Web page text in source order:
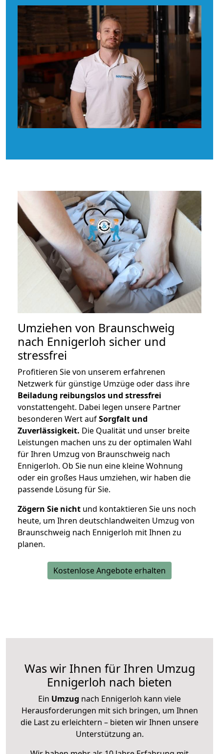
Umziehen von Braunschweig
nach Ennigerloh sicher und
stressfrei
Profitieren Sie von unserem erfahrenen
Netzwerk für günstige Umzüge oder dass ihre
Beiladung reibungslos und stressfrei
vonstattengeht. Dabei legen unsere Partner
besonderen Wert aufSorgfalt und
Zuverlässigkeit. Die Qualität und unser breite
Leistungen machen uns zu der optimalen Wahl
für Ihren Umzug von Braunschweig nach
Ennigerloh. Ob Sie nun eine kleine Wohnung
oder ein großes Haus umziehen, wir haben die
passende Lösung für Sie.
Zögern Sie nicht und kontaktieren Sie uns noch
heute, um Ihren deutschlandweiten Umzug von
Braunschweig nach Ennigerloh mit Ihnen zu
planen.
Kostenlose Angebote erhalten
Was wir Ihnen für Ihren Umzug
Ennigerloh nach bieten
Ein Umzug nach Ennigerloh kann viele
Herausforderungen mit sich bringen, um Ihnen
die Last zu erleichtern – bieten wir Ihnen unsere
Unterstützung an.